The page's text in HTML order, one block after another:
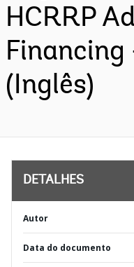
HCRRP
Financing
(Inglês)
DETALHES
Autor
Data do documento